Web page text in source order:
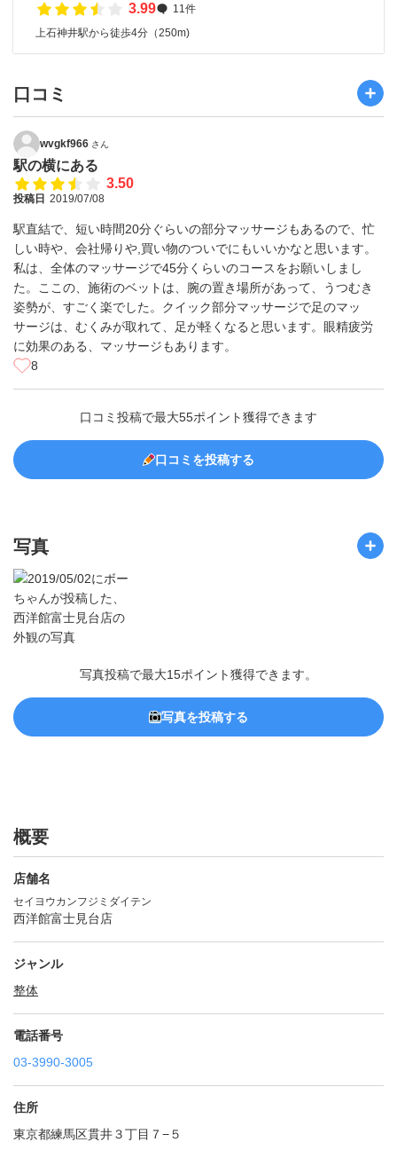
3.99
11件
上石神井駅から徒歩4分（250m)
口コミ
wvgkf966 さん
駅の横にある
3.50
投稿日 2019/07/08
駅直結で、短い時間20分ぐらいの部分マッサージもあるので、忙
しい時や、会社帰りや,買い物のついでにもいいかなと思います。
私は、全体のマッサージで45分くらいのコースをお願いしまし
た。ここの、施術のベットは、腕の置き場所があって、うつむき
姿勢が、すごく楽でした。クイック部分マッサージで足のマッ
サージは、むくみが取れて、足が軽くなると思います。眼精疲労
に効果のある、マッサージもあります。
8
口コミ投稿で最大55ポイント獲得できます
口コミを投稿する
写真
写真投稿で最大15ポイント獲得できます。
写真を投稿する
概要
店舗名
セイヨウカンフジミダイテン
西洋館富士見台店
ジャンル
整体
電話番号
03-3990-3005
住所
東京都練馬区貫井３丁目７−５